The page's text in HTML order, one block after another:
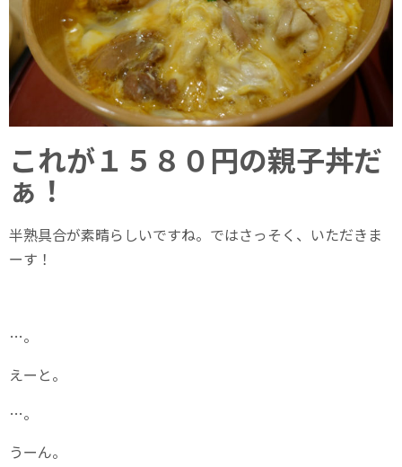
これが１５８０円の親子丼だ
ぁ！
半熟具合が素晴らしいですね。ではさっそく、いただきま
ーす！
…。
えーと。
…。
うーん。